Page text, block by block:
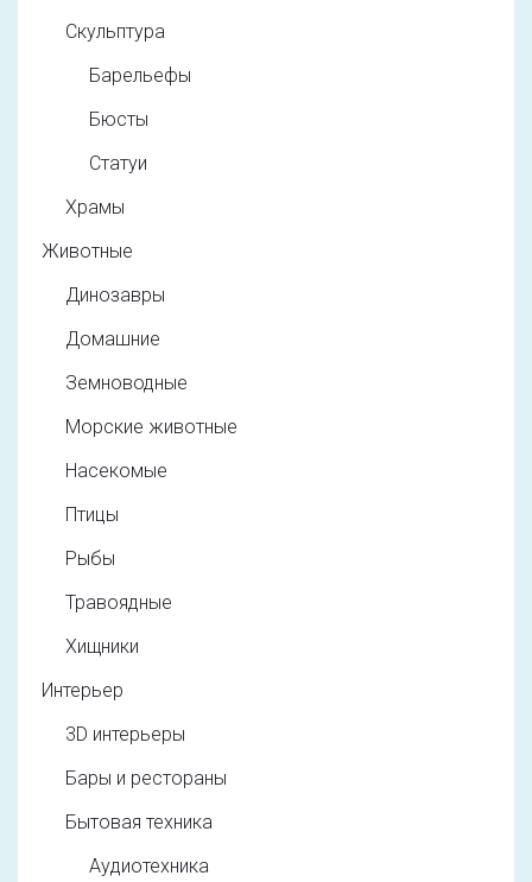
Скульптура
Барельефы
Бюсты
Статуи
Храмы
Животные
Динозавры
Домашние
Земноводные
Морские животные
Насекомые
Птицы
Рыбы
Травоядные
Хищники
Интерьер
3D интерьеры
Бары и рестораны
Бытовая техника
Аудиотехника